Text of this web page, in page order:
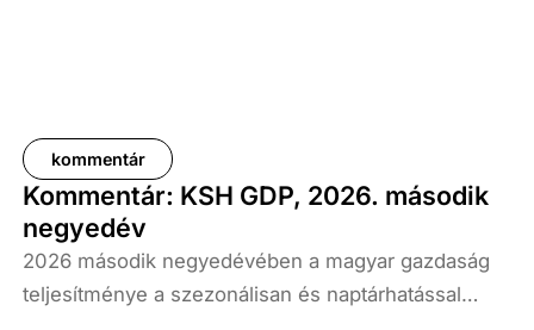
kommentár
Kommentár: KSH GDP, 2026. második
negyedév
2026 második negyedévében a magyar gazdaság
teljesítménye a szezonálisan és naptárhatással